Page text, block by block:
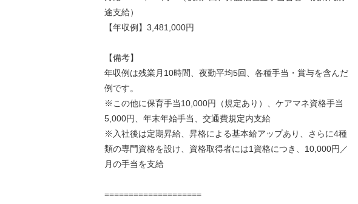
途支給）
【年収例】3,481,000円
【備考】
年収例は残業月10時間、夜勤平均5回、各種手当・賞与を含んだ
例です。
※この他に保育手当10,000円（規定あり）、ケアマネ資格手当
5,000円、年末年始手当、交通費規定内支給
※入社後は定期昇給、昇格による基本給アップあり、さらに4種
類の専門資格を設け、資格取得者には1資格につき、10,000円／
月の手当を支給
====================